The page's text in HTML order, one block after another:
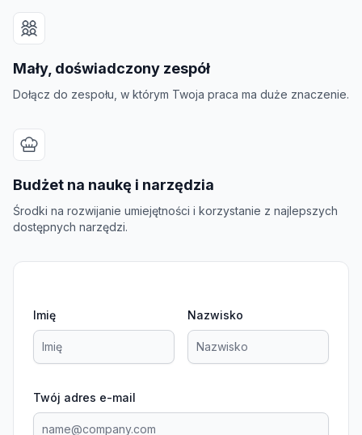
Mały, doświadczony zespół
Dołącz do zespołu, w którym Twoja praca ma duże znaczenie.
Budżet na naukę i narzędzia
Środki na rozwijanie umiejętności i korzystanie z najlepszych
dostępnych narzędzi.
Imię Nazwisko
Twój adres e-mail